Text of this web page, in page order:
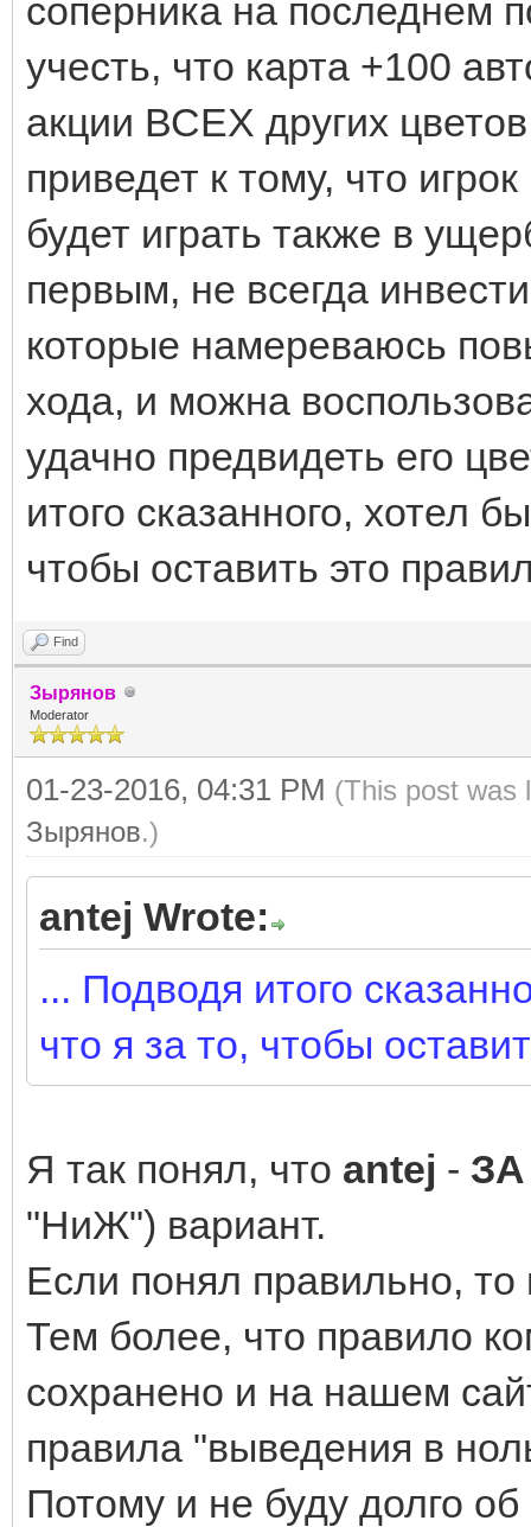
соперника на последнем
учесть, что карта +100
акции ВСЕХ других
приведет к тому, что
будет играть также в
первым, не всегда
которые намереваюсь
хода, и можна
удачно предвидеть его
итого сказанного, хотел
чтобы оставить это
Find
Зырянов
Moderator
01-23-2016, 04:31 PM (This post was
Зырянов.)
antej Wrote:
... Подводя итого
что я за то, чтобы
Я так понял, что antej - ЗА
"НиЖ") вариант.
Если понял правильно,
Тем более, что правило
сохранено и на нашем
правила "выведения в
Потому и не буду долго об